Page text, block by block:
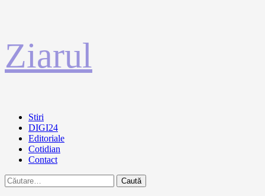
la
conținut
Ziarul
Primary
Menu
Stiri
DIGI24
Editoriale
Cotidian
Contact
Caută
după: